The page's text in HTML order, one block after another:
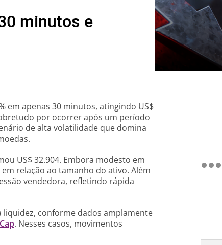
minutos e
em apenas 30 minutos, atingindo US$
por ocorrer após um período
de alta volatilidade que domina
US$ 32.904. Embora modesto em
relação ao tamanho do ativo. Além
vendedora, refletindo rápida
liquidez, conforme dados amplamente
. Nesses casos, movimentos